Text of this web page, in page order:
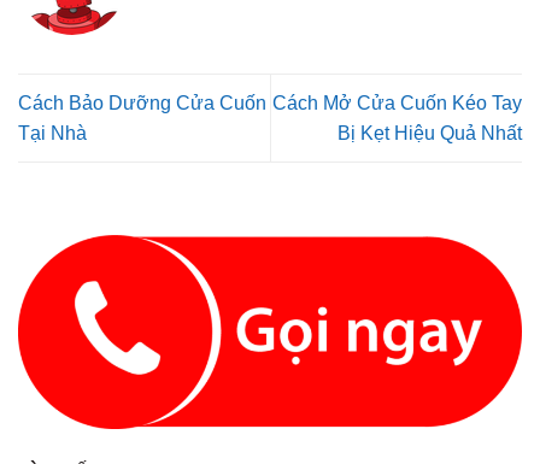
Cách Bảo Dưỡng Cửa Cuốn
Tại Nhà
Cách Mở Cửa Cuốn Kéo Tay
Bị Kẹt Hiệu Quả Nhất